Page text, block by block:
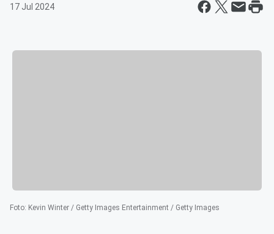
17 Jul 2024
Foto: Kevin Winter / Getty Images Entertainment / Getty Images